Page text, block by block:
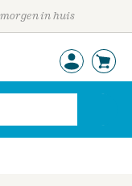
in huis